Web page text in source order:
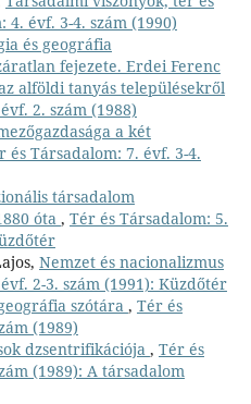
4. évf. 3-4. szám (1990)
és geográfia
fejezete. Erdei Ferenc
alföldi tanyás településekről
2. szám (1988)
a két
és Társadalom: 7. évf. 3-4.
társadalom
óta , Tér és Társadalom: 5.
Nemzet és nacionalizmus
2-3. szám (1991): Küzdőtér
szótára , Tér és
(1989)
dzsentrifikációja , Tér és
(1989): A társadalom